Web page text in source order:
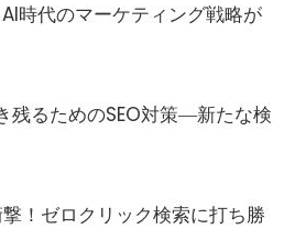
時代のマーケティング戦略が
るためのSEO対策―新たな検
！ゼロクリック検索に打ち勝